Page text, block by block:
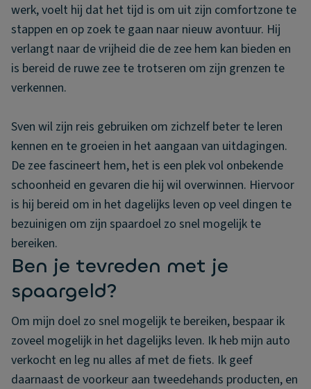
werk, voelt hij dat het tijd is om uit zijn comfortzone te
stappen en op zoek te gaan naar nieuw avontuur. Hij
verlangt naar de vrijheid die de zee hem kan bieden en
is bereid de ruwe zee te trotseren om zijn grenzen te
verkennen.
Sven wil zijn reis gebruiken om zichzelf beter te leren
kennen en te groeien in het aangaan van uitdagingen.
De zee fascineert hem, het is een plek vol onbekende
schoonheid en gevaren die hij wil overwinnen. Hiervoor
is hij bereid om in het dagelijks leven op veel dingen te
bezuinigen om zijn spaardoel zo snel mogelijk te
bereiken.
Ben je tevreden met je
spaargeld?
Om mijn doel zo snel mogelijk te bereiken, bespaar ik
zoveel mogelijk in het dagelijks leven. Ik heb mijn auto
verkocht en leg nu alles af met de fiets. Ik geef
daarnaast de voorkeur aan tweedehands producten, en